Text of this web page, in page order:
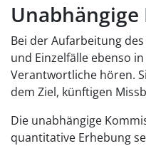
Bei der Aufarbeitung
und Einzelfälle ebenso
Verantwortliche hören.
dem Ziel, künftigen
Die unabhängige
quantitative Erhebung